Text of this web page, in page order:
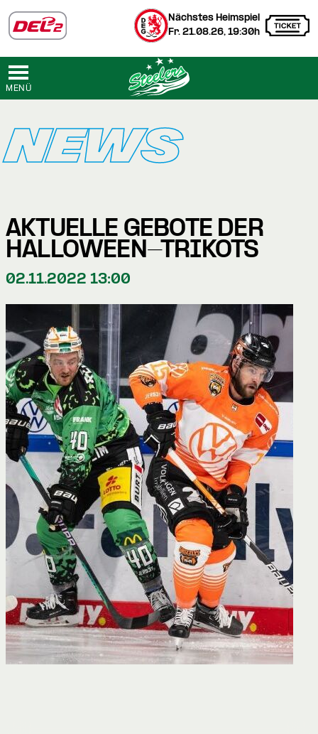
Nächstes Heimspiel
Fr. 21.08.26, 19:30h
MENÜ
NEWS
AKTUELLE GEBOTE DER
HALLOWEEN-TRIKOTS
02.11.2022 13:00